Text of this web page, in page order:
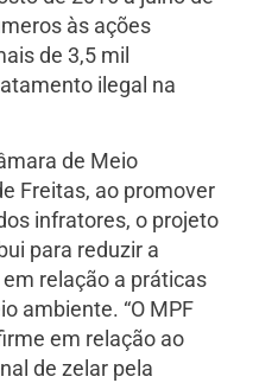
às ações
de 3,5 mil
ilegal na
de Meio
Freitas, ao promover
infratores, o projeto
para reduzir a
relação a práticas
ambiente. “O MPF
em relação ao
de zelar pela